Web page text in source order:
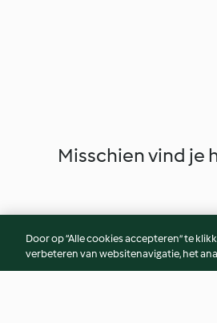
Misschien vind je
Door op “Alle cookies accepteren” te
verbeteren van websitenavigatie, het